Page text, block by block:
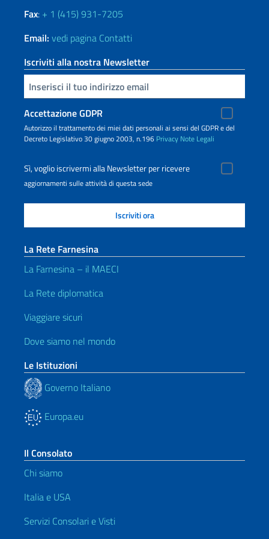
Fax: + 1 (415) 931-7205
Email: vedi pagina Contatti
Iscriviti alla nostra Newsletter
Inserisci la tua email
Accettazione GDPR
Autorizzo il trattamento dei miei dati personali ai sensi del GDPR e del
Decreto Legislativo 30 giugno 2003, n.196 Privacy Note Legali
Sì, voglio iscrivermi alla Newsletter per ricevere
aggiornamenti sulle attività di questa sede
La Rete Farnesina
La Farnesina – il MAECI
La Rete diplomatica
Viaggiare sicuri
Dove siamo nel mondo
Le Istituzioni
Governo Italiano
Europa.eu
Il Consolato
Chi siamo
Italia e USA
Servizi Consolari e Visti